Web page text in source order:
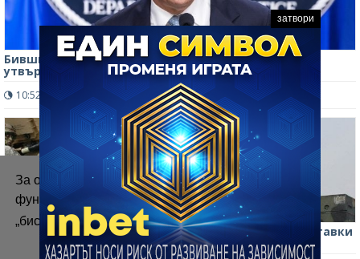
За осигуряване на правилното
функциониране на уебсайта ние използваме
„бисквитки“.
Повече информация
Бившият личен адвокат на Тръмп е официално
утвърден за главен прокурор на САЩ
10:52 ч. 120 0
Зеленски обяви споразумение за ежемесечни доставки
на ракети "Пейтриът" от САЩ
затвори